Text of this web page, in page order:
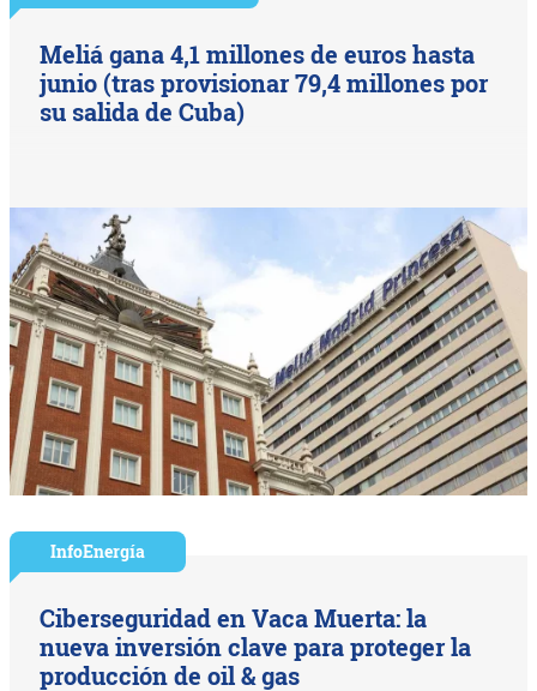
Meliá gana 4,1 millones de euros hasta
junio (tras provisionar 79,4 millones por
su salida de Cuba)
InfoEnergía
Ciberseguridad en Vaca Muerta: la
nueva inversión clave para proteger la
producción de oil & gas